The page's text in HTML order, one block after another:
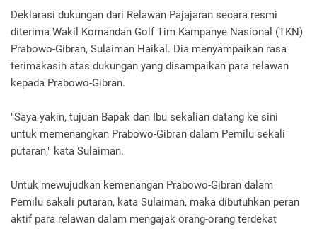
Deklarasi dukungan dari Relawan Pajajaran secara resmi
diterima Wakil Komandan Golf Tim Kampanye Nasional (TKN)
Prabowo-Gibran, Sulaiman Haikal. Dia menyampaikan rasa
terimakasih atas dukungan yang disampaikan para relawan
kepada Prabowo-Gibran.
"Saya yakin, tujuan Bapak dan Ibu sekalian datang ke sini
untuk memenangkan Prabowo-Gibran dalam Pemilu sekali
putaran," kata Sulaiman.
Untuk mewujudkan kemenangan Prabowo-Gibran dalam
Pemilu sakali putaran, kata Sulaiman, maka dibutuhkan peran
aktif para relawan dalam mengajak orang-orang terdekat